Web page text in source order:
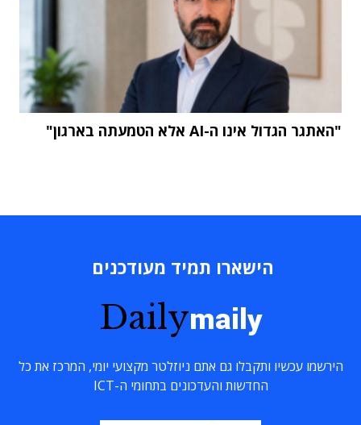
"האתגר הגדול אינו ה-AI אלא הטמעתה בארגון"
הישארו תמיד מעודכנים
Dailymaily
הירשמו עכשיו ותקבלו גם אתם ניוזלטר מקצועי יומי, המרכז את כל
החדשות והעדכונים בתחומי ה-ICT